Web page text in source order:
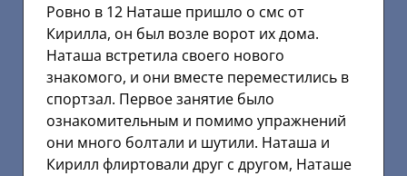
Ровно в 12 Наташе пришло о смс от
Кирилла, он был возле ворот их дома.
Наташа встретила своего нового
знакомого, и они вместе переместились в
спортзал. Первое занятие было
ознакомительным и помимо упражнений
они много болтали и шутили. Наташа и
Кирилл флиртовали друг с другом, Наташе